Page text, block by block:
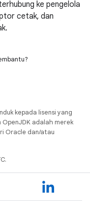
ke pengelola
cetak, dan
kepada lisensi yang
OpenJDK adalah merek
Oracle dan/atau